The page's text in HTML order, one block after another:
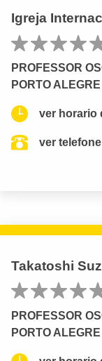
Igreja
PROFESSOR
PORTO
ver horario
ver telefone
Takatoshi
PROFESSOR
PORTO